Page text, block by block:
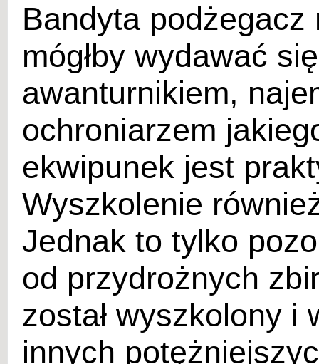
Bandyta
mógłby wydawać
awanturnikiem,
ochroniarzem
ekwipunek jest
Wyszkolenie
Jednak to tylko
od przydrożnych
został wyszkolony i
innych